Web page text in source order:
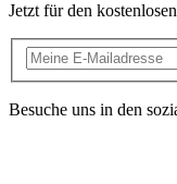
Jetzt für den
Besuche uns in den